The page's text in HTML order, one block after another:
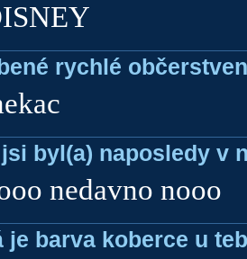
rychlé
byl(a) naposledy v
nedavno nooo
je barva koberce u